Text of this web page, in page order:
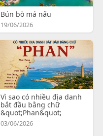
Bún bò má nấu
19/06/2026
Vì sao có nhiều địa danh
bắt đầu bằng chữ
&quot;Phan&quot;
03/06/2026